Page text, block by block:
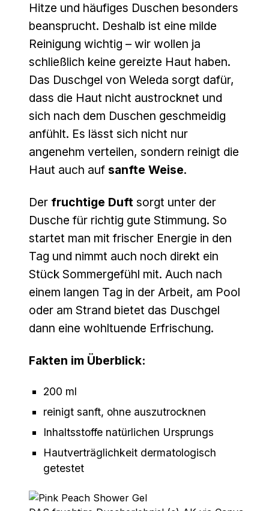
Hitze und häufiges Duschen besonders
beansprucht. Deshalb ist eine milde
Reinigung wichtig – wir wollen ja
schließlich keine gereizte Haut haben.
Das Duschgel von Weleda sorgt dafür,
dass die Haut nicht austrocknet und
sich nach dem Duschen geschmeidig
anfühlt. Es lässt sich nicht nur
angenehm verteilen, sondern reinigt die
Haut auch auf sanfte Weise.
Der fruchtige Duft sorgt unter der
Dusche für richtig gute Stimmung. So
startet man mit frischer Energie in den
Tag und nimmt auch noch direkt ein
Stück Sommergefühl mit. Auch nach
einem langen Tag in der Arbeit, am Pool
oder am Strand bietet das Duschgel
dann eine wohltuende Erfrischung.
Fakten im Überblick:
200 ml
reinigt sanft, ohne auszutrocknen
Inhaltsstoffe natürlichen Ursprungs
Hautverträglichkeit dermatologisch
getestet